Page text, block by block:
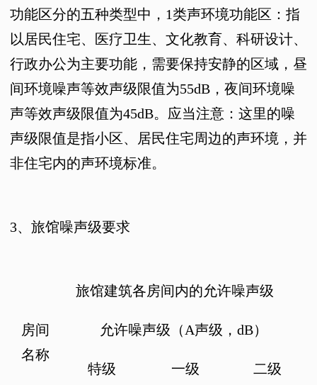
功能区分的五种类型中，1类声环境功能区：指
以居民住宅、医疗卫生、文化教育、科研设计、
行政办公为主要功能，需要保持安静的区域，昼
间环境噪声等效声级限值为55dB，夜间环境噪
声等效声级限值为45dB。应当注意：这里的噪
声级限值是指小区、居民住宅周边的声环境，并
非住宅内的声环境标准。
3、 旅馆噪声级要求
旅馆建筑各房间内的允许噪声级
房间
名称
允许噪声级（ A声级，dB）
特级 一级 二级